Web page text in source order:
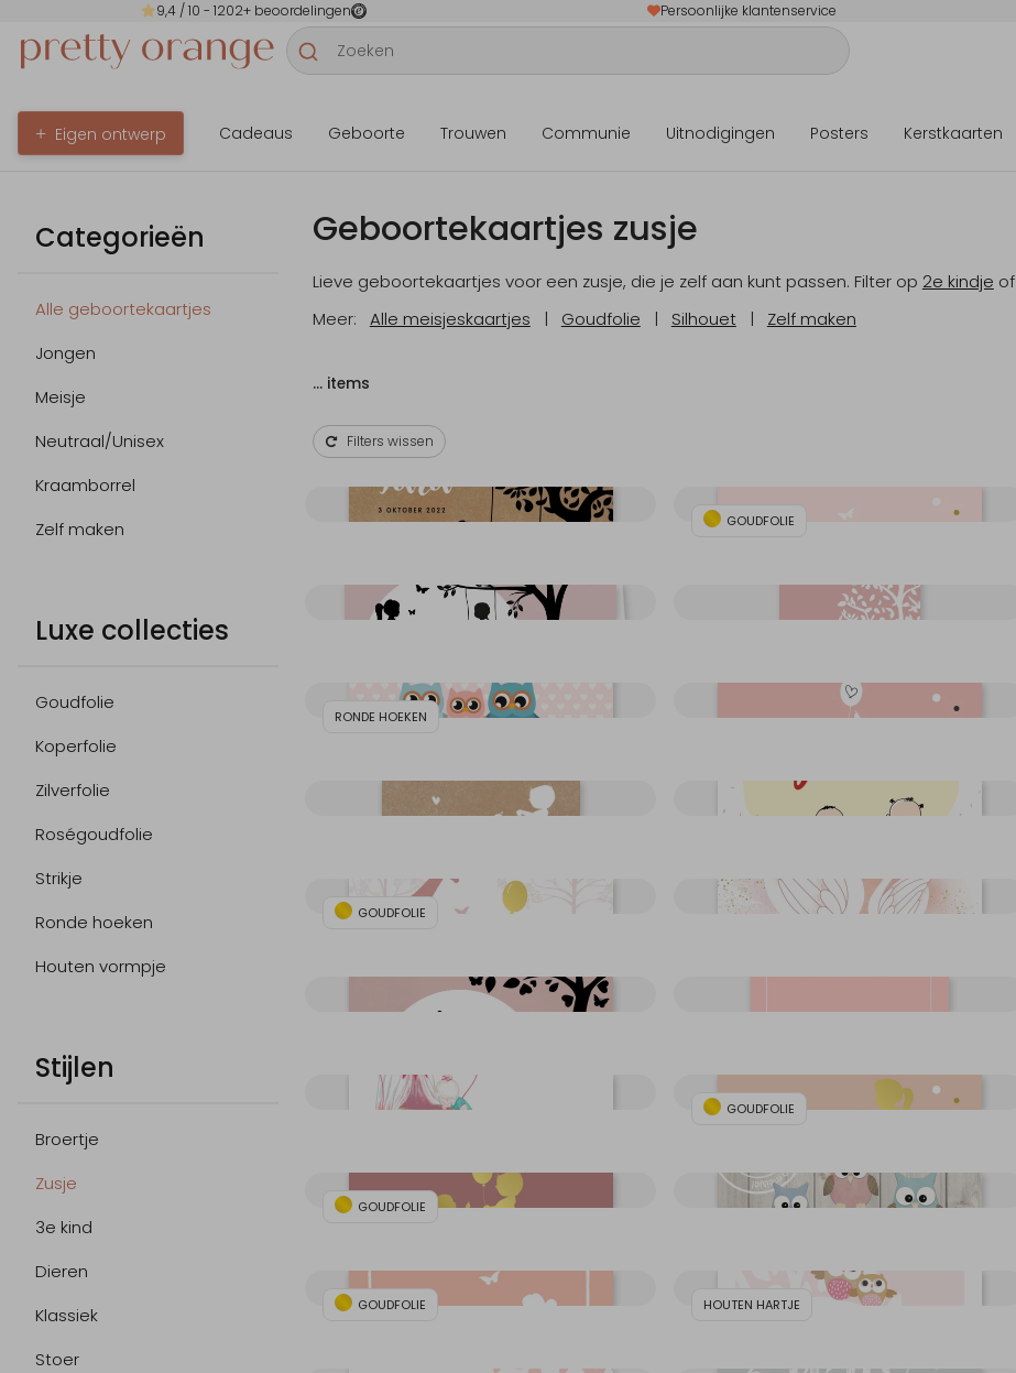
9,4/ 10 - 1202+ beoordelingen Persoonlijke klantenservice
Eigen ontwerp Cadeaus Geboorte Trouwen Communie Uitnodigingen Posters Kerstkaarten
Categorieën
Alle geboortekaartjes
Jongen
Meisje
Neutraal/Unisex
Kraamborrel
Zelf maken
Luxe collecties
Goudfolie
Koperfolie
Zilverfolie
Roségoudfolie
Strikje
Ronde hoeken
Houten vormpje
Stijlen
Broertje
Zusje
3e kind
Dieren
Klassiek
Stoer
Geboortekaartjes zusje
Lieve geboortekaartjes voor een zusje, die je zelf aan kunt passen. Filter op 2e kindje of
Meer: Alle meisjeskaartjes | Goudfolie | Silhouet| Zelf maken
… items
Filters wissen
GOUDFOLIE
RONDE HOEKEN
GOUDFOLIE
GOUDFOLIE
GOUDFOLIE
GOUDFOLIE HOUTEN HARTJE